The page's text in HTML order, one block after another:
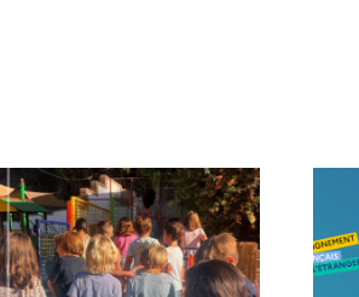
Message de